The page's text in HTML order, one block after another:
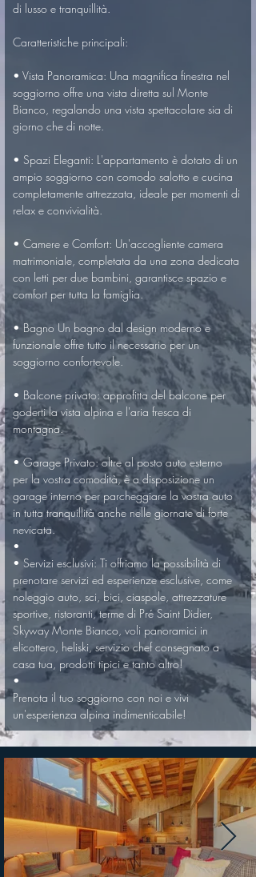
di lusso e tranquillità.
Caratteristiche principali:
• Vista Panoramica: Una magnifica finestra nel
soggiorno offre una vista diretta sul Monte
Bianco, regalando una vista spettacolare sia di
giorno che di notte.
• Spazi Eleganti: L'appartamento è dotato di un
ampio soggiorno con comodo salotto e cucina
completamente attrezzata, ideale per momenti di
relax e convivialità.
• Camere e Comfort: Un'accogliente camera
matrimoniale, completata da una zona dedicata
con letti per due bambini, garantisce spazio e
comfort per tutta la famiglia.
• Bagno Un bagno dal design moderno e
funzionale offre tutto il necessario per un
soggiorno confortevole.
• Balcone privato: approfitta del balcone per
goderti la vista alpina e l'aria fresca di
montagna.
• Garage Privato: oltre al posto auto esterno
per la vostra comodità, è a disposizione un
garage interno per parcheggiare la vostra auto
in tutta tranquillità anche nelle giornate di forte
nevicata.
•
• Servizi esclusivi: Ti offriamo la possibilità di
prenotare servizi ed esperienze esclusive, come
noleggio auto, sci, bici, ciaspole, attrezzature
sportive, ristoranti, terme di Pré Saint Didier,
Skyway Monte Bianco, voli panoramici in
elicottero, heliski, servizio chef consegnato a
casa tua, prodotti tipici e tanto altro!
•
Prenota il tuo soggiorno con noi e vivi
un'esperienza alpina indimenticabile!